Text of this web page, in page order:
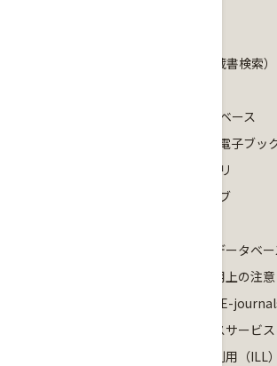
OPAC（法政大学蔵書検索）
オンラインデータベース
電子ジャーナル・電子ブッ
学術機関リポジトリ
デジタルアーカイブ
オンラインデータベ
ブック 利用上の注
Databases, E-
レファレンスサービ
図書館相互利用（ILL